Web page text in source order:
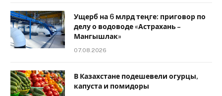
Ущерб на 6 млрд теңге: приговор по
делу о водоводе «Астрахань –
Мангышлак»
07.08.2026
В Казахстане подешевели огурцы,
капуста и помидоры